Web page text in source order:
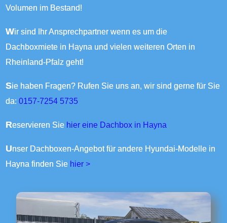
Volumen im Bestand!
Wir sind Ihr Ansprechpartner wenn es um die
Dachboxmiete in Hayna und vielen weiteren Orten in
Rheinland-Pfalz geht!
Sie haben Fragen? Rufen Sie uns an, wir sind gerne für Sie
da:0157-7254 5735
Reservieren Sie hier eine Dachbox in Hayna
Unser Dachboxen-Angebot für andere Hyundai-Modelle in
Hayna finden Sie hier >